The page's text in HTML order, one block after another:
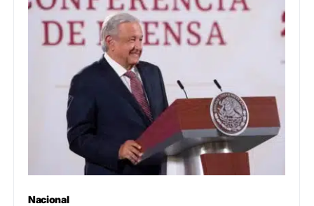
Nacional